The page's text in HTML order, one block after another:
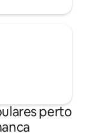
perto